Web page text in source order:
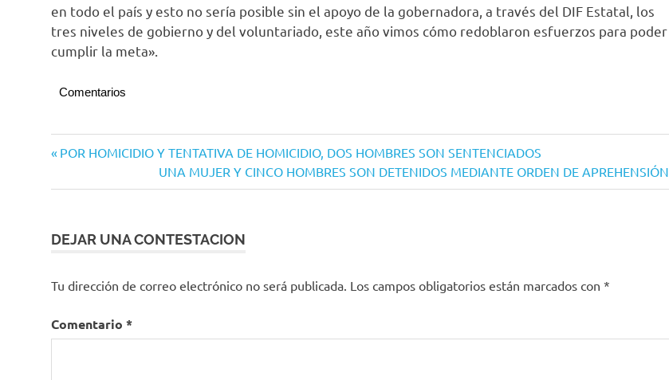
en todo el país y esto no sería posible sin el apoyo de la gobernadora, a través del DIF Estatal, los
tres niveles de gobierno y del voluntariado, este año vimos cómo redoblaron esfuerzos para poder
cumplir la meta».
Comentarios
Navegación
de
Entrada
POR HOMICIDIO Y TENTATIVA DE HOMICIDIO, DOS HOMBRES SON SENTENCIADOS
Siguiente
entrada:
UNA MUJER Y CINCO HOMBRES SON DETENIDOS MEDIANTE ORDEN DE APREHENSIÓN
DEJAR UNA CONTESTACION
Tu dirección de correo electrónico no será publicada. Los campos obligatorios están marcados con *
Comentario *